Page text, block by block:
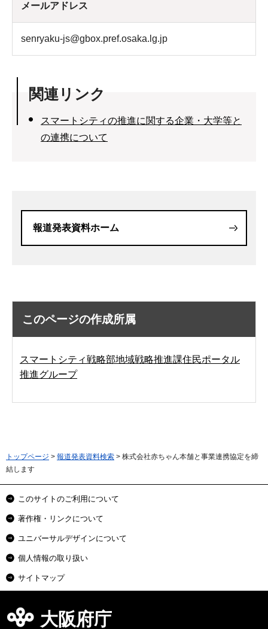
メールアドレス
senryaku-js@gbox.pref.osaka.lg.jp
関連リンク
スマートシティの推進に関する企業・大学等と
の連携について
報道発表資料ホーム
このページの作成所属
スマートシティ戦略部地域戦略推進課住民ポータル
推進グループ
トップページ > 報道発表資料検索 > 株式会社赤ちゃん本舗と事業連携協定を締
結します
このサイトのご利用について
著作権・リンクについて
ユニバーサルデザインについて
個人情報の取り扱い
サイトマップ
大阪府庁